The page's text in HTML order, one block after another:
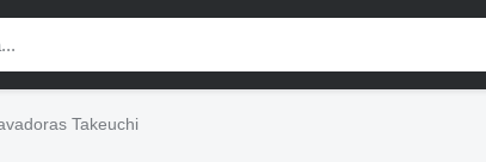
Takeuchi